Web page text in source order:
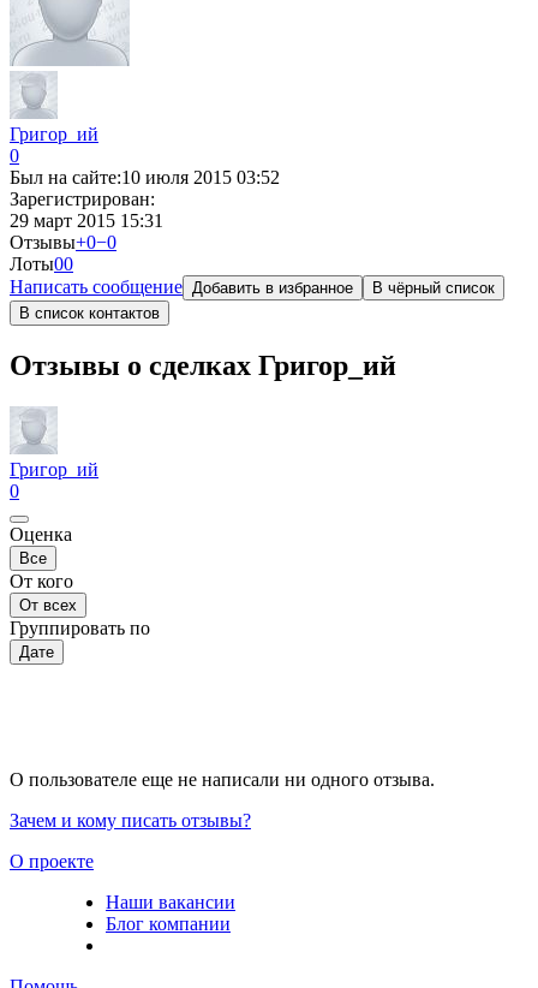
Григор_ий
0
Был на сайте:10 июля 2015 03:52
Зарегистрирован:
29 март 2015 15:31
Отзывы+0−0
Лоты00
Написать сообщение Добавить в избранное
В чёрный список
В список контактов
Отзывы о сделках Григор_ий
Григор_ий
0
Оценка
Все
От кого
От всех
Группировать по
Дате
О пользователе еще не написали ни одного отзыва.
Зачем и кому писать отзывы?
О проекте
Наши вакансии
Блог компании